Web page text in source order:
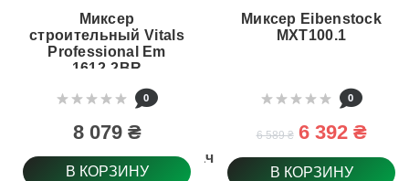
Назначение
Миксер
строительный Vitals
Professional Em
1612-2BR
PROTECTION+
(110973) 0
8 079 ₴
В КОРЗИНУ
Миксер Eibenstock
MXT100.1
0
6 589 ₴ 6 392 ₴
В КОРЗИНУ